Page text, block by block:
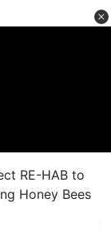
RE-HAB to
Honey Bees